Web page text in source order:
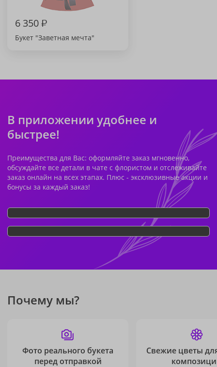
6 350₽
Букет "Заветная мечта"
В приложении удобнее и
быстрее!
Преимущества для Вас: оформляйте заказ мгновенно,
обсуждайте все детали в чате с флористом и отслеживайте
заказ онлайн на всех этапах. Плюс - эксклюзивные акции и
бонусы за каждый заказ!
Почему мы?
Фото реального букета
перед отправкой
Свежие цветы